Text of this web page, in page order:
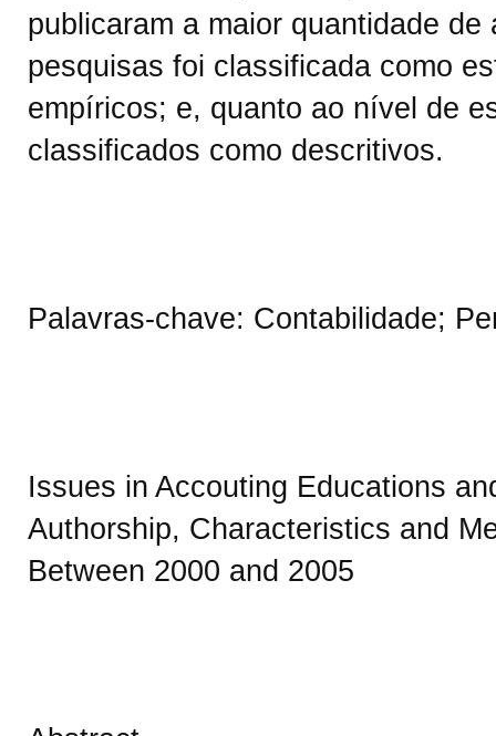
publicaram a maior quantidade
pesquisas foi classificada como
empíricos; e, quanto ao nível de
classificados como descritivos.
Palavras-chave: Contabilidade;
Issues in Accouting Educations
Authorship, Characteristics and
Between 2000 and 2005